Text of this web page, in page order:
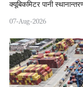
क्यूबिकमिटर पानी
07-Aug-2026